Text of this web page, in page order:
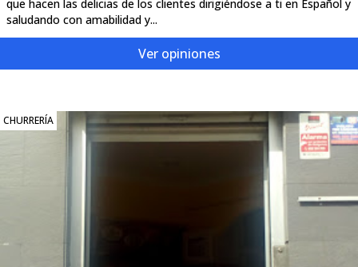
que hacen las delicias de los clientes dirigiéndose a ti en Español y
saludando con amabilidad y...
Ver opiniones
CHURRERÍA